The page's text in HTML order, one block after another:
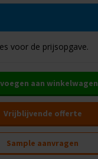
voor de prijsopgave.
aan winkelwagen
Vrijblijvende offerte
Sample aanvragen